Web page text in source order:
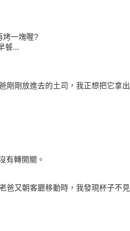
烤一塊喔?
餐...
剛剛放進去的土司，我正想把它拿出
有轉開關。
爸又朝客廳移動時，我發現杯子不見